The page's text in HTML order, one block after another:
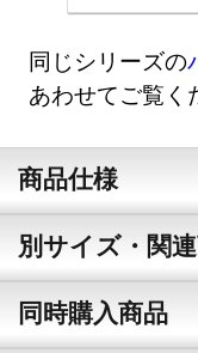
同じシリーズの
あわせてご覧く
商品仕様
別サイズ・関
同時購入商品